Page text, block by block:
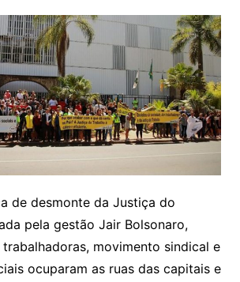
de desmonte da Justiça do
pela gestão Jair Bolsonaro,
movimento sindical e
ocuparam as ruas das capitais e